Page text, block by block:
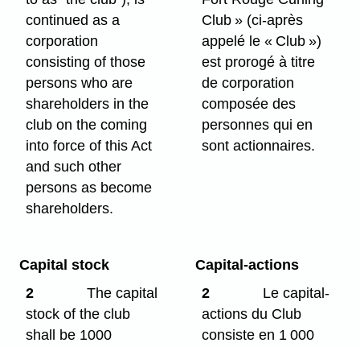
continued as a
corporation
consisting of those
persons who are
shareholders in the
club on the coming
into force of this Act
and such other
persons as become
shareholders.
Club » (ci-après
appelé le « Club »)
est prorogé à titre
de corporation
composée des
personnes qui en
sont actionnaires.
Capital stock
2
The capital
stock of the club
shall be 1000
Capital-actions
2
Le capital-
actions du Club
consiste en 1 000